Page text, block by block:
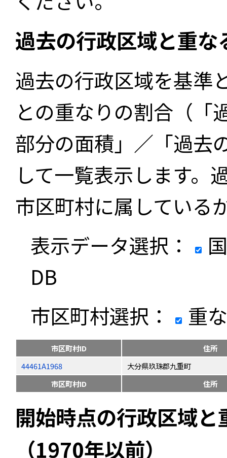
過去の行政区域と重
過去の行政区域を基準
との重なりの割合（「
部分の面積」／「過去
して一覧表示します。
市区町村に属している
表示データ選択：
DB
市区町村選択：
重
市区町村ID
住所
44461A1968
大分県玖珠郡九重町
市区町村ID
住所
開始時点の行政区域
（1970年以前）